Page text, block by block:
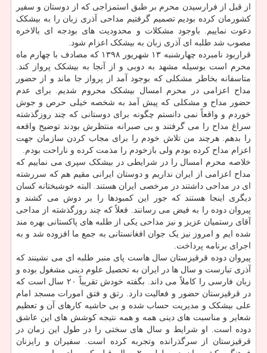
از قبل از فرارسیدن محرم بر طبق استمزاجی که از دوستان و سفیر
کشورمان کرده بودیم تصمیم گرفتیم مداحی آذری زبان را به بیشکک
دعوت نماییم. باوجود مشکلات و محدودیت های بودجه ای بالاخره
مصوب شد طلبه ای آذری زبان به بیشکک اعزام شود.
قراربود نامبرده چهارشنبه ۱۳ شهریور ۱۳۹۸ که مصادف با چهارم ماه
محرم است بوسیله مشهد به دوبی و از آنجا به بیشکک پرواز کند.
متاسفانه بخاطر مشکلی که بوجود آمد از پرواز جا ماند و از حضور
مداح اعزامی در محرم امسال بیشکک محروم شدیم. برای عدم
حضور مداح و مشکلی که پیش آمد به شخصه خیلی حرص و جوش
خوردم و واقعاً نمی دانستم چگونه برای دوستانی که چند روزگذشته
سراغ مداح را می گرفتند و بی صبرانه منتظرش بودند توضیح واقعه
را بدهم. هرچند من تلاش خودم را برای مجاب کردن سازمان جهت
اعزام مداح کرده بودم ولی بازخودم را مذمت کرده و ناراحت بودم.
خلاصه محرم امسال را در شرایطی در بیشکک سپری می نماییم که
مداح اعزامی از ایران نداریم و دوستان ایرانی مقیم هم که سررشته
ای در مداحی داشتند در مرخصی ایران هستند. البته خوشبختانه کسان
دیگری اینجا هستند که جور این کمبودها را بر دوش می کشند و
پیروان دوده را به فیض می رسانند. فعلاً که چند روزگذشته از مداحی
آقای رستمیان عزیز و نیز مداحی یکی از طلبه های پاکستانی بهره مند
شده ایم و امروز نیز یک جوان افغانستانی به جمع ما افزوده شد و به
اجرای برنامه پرداخت.
پیروان دوده قرقیزستان سال هاست پای منبر طلبه ای می نشینند که
آذری تبارست و سال ها در ایران به تحصیل علوم دینی مشغول بوده و
زبان فارسی را کاملاً می داند. بگفته خودش تقریباً ۲۰ سال است که
در قرقیزستان حضور و فعالیت دارد. رتق و فتق امورات مسجد امام
علی بیشکک و مدیریت حساب شده و بی حاشیه کارهای آن و تعظیم
شعایر و مناسبت های دینی همه و همه نتیجه کوشش های این عاشق
دوده است. او شرایط و سال های سختی را در طول این زمان در
قرقیزستان از سرگذرانده وتجربه کرده است. سفیران و رایزنان